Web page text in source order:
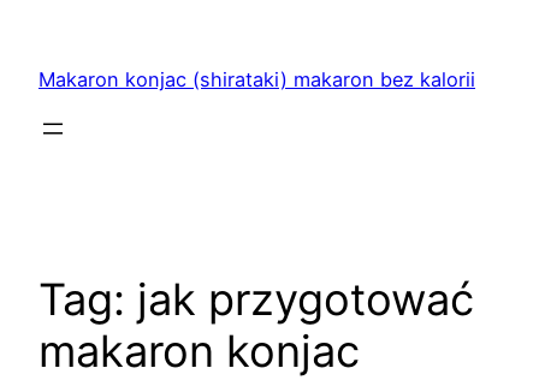
treściMakaron konjac (shirataki) makaron bez kalorii
Tag: jak przygotować
makaron konjac